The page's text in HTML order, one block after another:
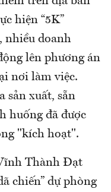
hiện “5K”
nhiều doanh
lên phương án
nơi làm việc.
sản xuất, sẵn
huống đã được
"kích hoạt".
Thành Đạt
chiến” dự phòng